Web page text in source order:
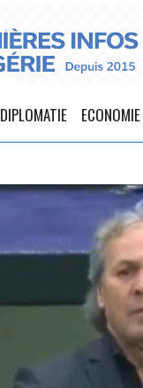
DIPLOMATIE ECONOMIE